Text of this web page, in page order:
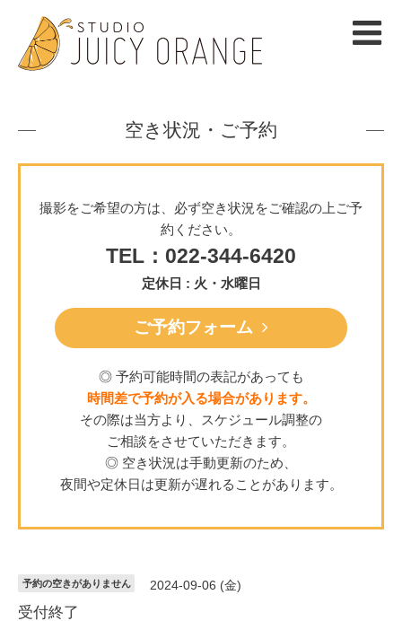
空き状況・ご予約
撮影をご希望の方は、必ず空き状況をご確認の上ご予
約ください。
TEL：022-344-6420
定休日 : 火・水曜日
ご予約フォーム
◎ 予約可能時間の表記があっても
時間差で予約が入る場合があります。
その際は当方より、スケジュール調整の
ご相談をさせていただきます。
◎ 空き状況は手動更新のため、
夜間や定休日は更新が遅れることがあります。
予約の空きがありません 2024-09-06 (金)
受付終了